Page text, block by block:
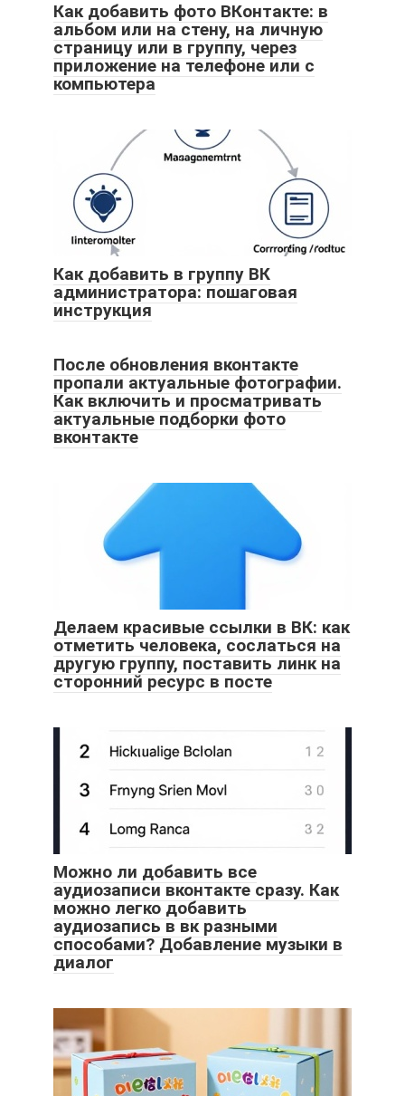
Как добавить фото ВКонтакте: в
альбом или на стену, на личную
страницу или в группу, через
приложение на телефоне или с
компьютера
Как добавить в группу ВК
администратора: пошаговая
инструкция
После обновления вконтакте
пропали актуальные фотографии.
Как включить и просматривать
актуальные подборки фото
вконтакте
Делаем красивые ссылки в ВК: как
отметить человека, сослаться на
другую группу, поставить линк на
сторонний ресурс в посте
Можно ли добавить все
аудиозаписи вконтакте сразу. Как
можно легко добавить
аудиозапись в вк разными
способами? Добавление музыки в
диалог